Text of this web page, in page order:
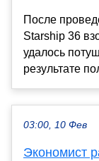
После
Starship 36
удалось
результате
03:00, 10 Фев
Экономист